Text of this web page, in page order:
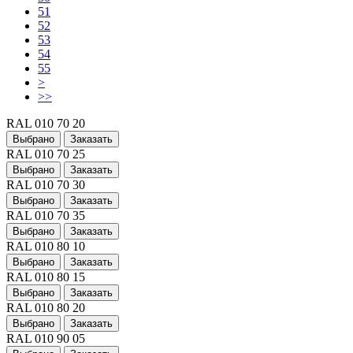
51
52
53
54
55
>
>>
RAL 010 70 20
Выбрано Заказать
RAL 010 70 25
Выбрано Заказать
RAL 010 70 30
Выбрано Заказать
RAL 010 70 35
Выбрано Заказать
RAL 010 80 10
Выбрано Заказать
RAL 010 80 15
Выбрано Заказать
RAL 010 80 20
Выбрано Заказать
RAL 010 90 05